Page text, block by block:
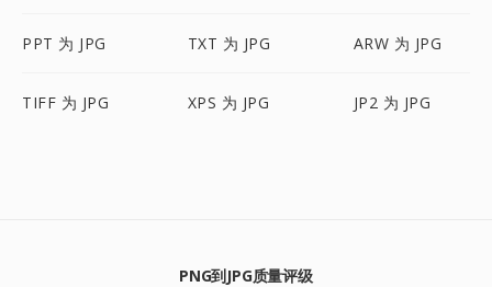
PPT 为 JPG TXT 为 JPG ARW 为 JPG
TIFF 为 JPG XPS 为 JPG JP2 为 JPG
PNG到JPG质量评级